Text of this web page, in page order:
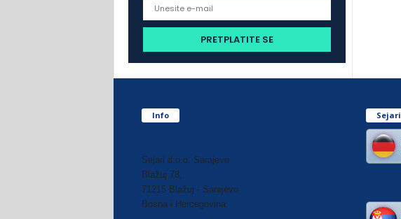
Info
Sejari d.o.o. Sarajevo
Blažuj 78,
71215 Blažuj - Sarajevo
Bosna i Hercegovina
Sejari